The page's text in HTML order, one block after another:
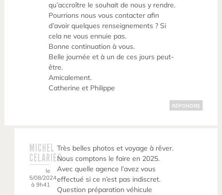
qu’accroître le souhait de nous y rendre.
Pourrions nous vous contacter afin
d’avoir quelques renseignements ? Si
cela ne vous ennuie pas.
Bonne continuation à vous.
Belle journée et à un de ces jours peut-
être.
Amicalement.
Catherine et Philippe
RÉPONDRE
MICHEL
CELARIES
le
5/08/2024
à 9h41
Très belles photos et voyage à rêver.
Nous comptons le faire en 2025.
Avec quelle agence l’avez vous
effectué si ce n’est pas indiscret.
Question préparation véhicule